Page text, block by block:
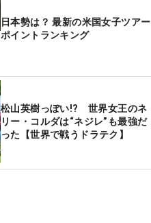
日本勢は？ 最新の米国女子ツアー
ポイントランキング
松山英樹っぽい!? 世界女王のネ
リー・コルダは“ネジレ”も最強だ
った【世界で戦うドラテク】